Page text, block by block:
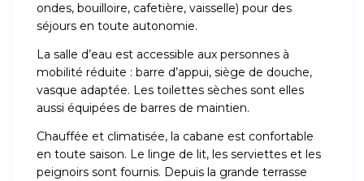
ondes, bouilloire, cafetière, vaisselle) pour des
séjours en toute autonomie.
La salle d’eau est accessible aux personnes à
mobilité réduite : barre d’appui, siège de douche,
vasque adaptée. Les toilettes sèches sont elles
aussi équipées de barres de maintien.
Chauffée et climatisée, la cabane est confortable
en toute saison. Le linge de lit, les serviettes et les
peignoirs sont fournis. Depuis la grande terrasse